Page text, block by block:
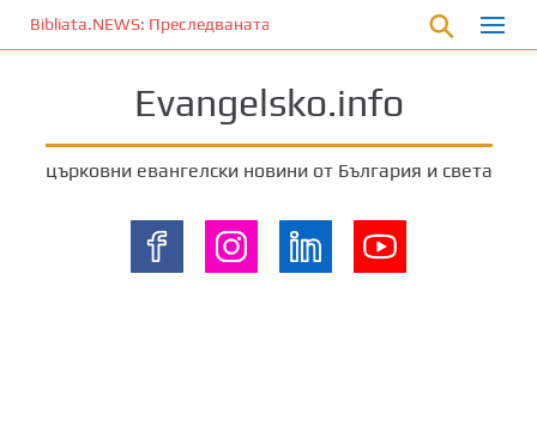
Bibliata.NEWS: Преследваната църква [4 декември 2025]
Evangelsko.info
църковни евангелски новини от България и света